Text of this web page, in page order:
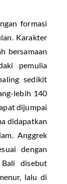
formasi
Karakter
bersamaan
pemulia
sedikit
lebih 140
dijumpai
didapatkan
Anggrek
dengan
disebut
lalu di